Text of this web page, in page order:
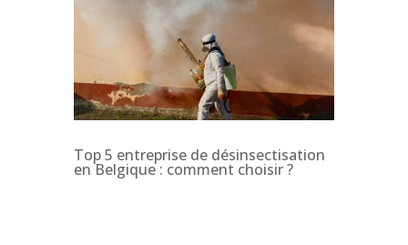
Top 5 entreprise de désinsectisation
en Belgique : comment choisir ?